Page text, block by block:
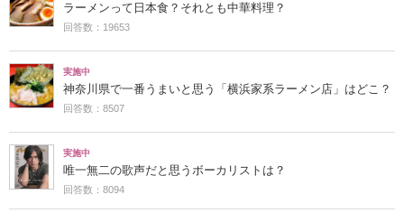
ラーメンって日本食？それとも中華料理？
回答数：19653
実施中
神奈川県で一番うまいと思う「横浜家系ラーメン店」はどこ？
回答数：8507
実施中
唯一無二の歌声だと思うボーカリストは？
回答数：8094